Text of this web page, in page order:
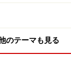
のテーマも見る